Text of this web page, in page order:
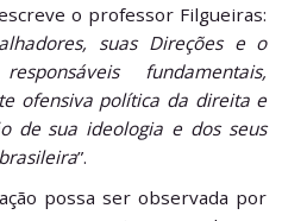
o professor Filgueiras:
suas Direções e o
fundamentais,
ofensiva política da direita e
de sua ideologia e dos seus
”.
possa ser observada por